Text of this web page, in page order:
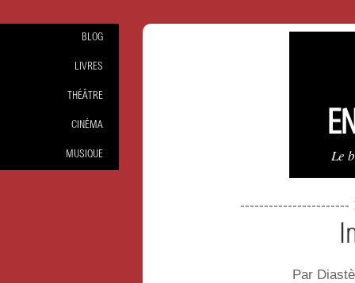
Le
-----------------------
Par
BLOG
LIVRES
THÉÂTRE
CINÉMA
MUSIQUE